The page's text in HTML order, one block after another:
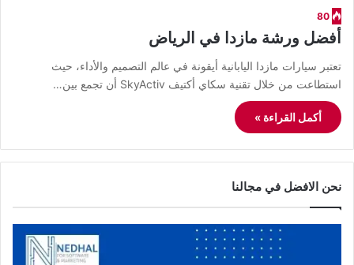
80
أفضل ورشة مازدا في الرياض
​تعتبر سيارات مازدا اليابانية أيقونة في عالم التصميم والأداء، حيث
استطاعت من خلال تقنية سكاي أكتيف SkyActiv أن تجمع بين…
أكمل القراءة »
نحن الافضل في مجالنا